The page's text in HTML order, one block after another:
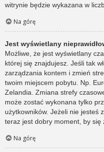
witrynie będzie wykazana w
Na górę
Jest wyświetlany
Możliwe, że jest wyświetlany
której się znajdujesz. Jeśli tak
zarządzania kontem i zmień
twoim miejscem pobytu. Np.
Zelandia. Zmiana strefy
może zostać wykonana tylko
użytkowników. Jeżeli nie jesteś
teraz jest dobry moment, by się
Na górę